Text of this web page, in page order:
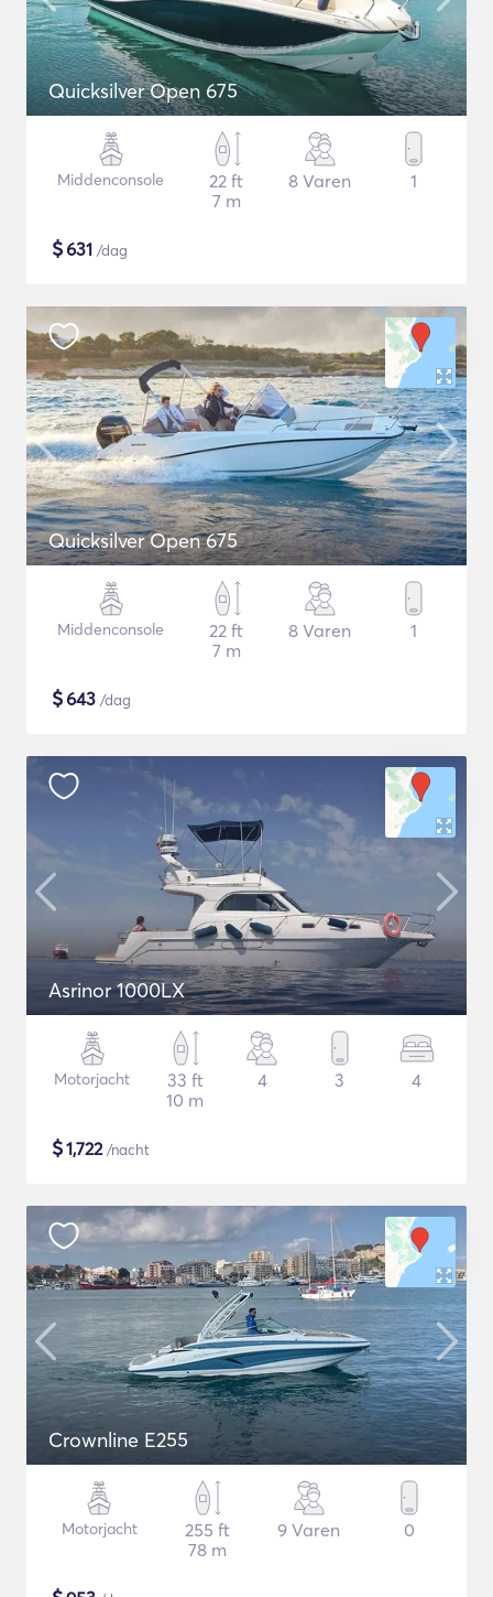
Quicksilver Open 675
Middenconsole
22 ft
7 m
8 Varen 1
$631 /dag
Quicksilver Open 675
Middenconsole
22 ft
7 m
8 Varen 1
$643 /dag
Asrinor 1000LX
Motorjacht
33 ft
10 m
4 3 4
$1,722/nacht
Crownline E255
Motorjacht
255 ft
78 m
9 Varen 0